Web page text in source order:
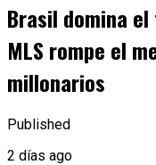
Brasil domina
MLS rompe el
millonarios
Published
2 días ago